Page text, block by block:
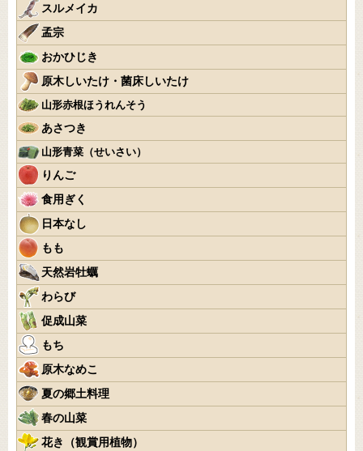
スルメイカ
孟宗
おかひじき
原木しいたけ・菌床しいたけ
山形赤根ほうれんそう
あさつき
山形青菜（せいさい）
りんご
食用ぎく
日本なし
もも
天然岩牡蠣
わらび
促成山菜
もち
原木なめこ
夏の郷土料理
春の山菜
花き（観賞用植物）